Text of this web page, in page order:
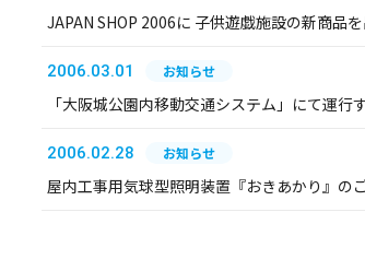
JAPAN SHOP 2006に 子供遊戯施設の新商品
2006.03.01 お知らせ
「大阪城公園内移動交通システム」にて運行
2006.02.28 お知らせ
屋内工事用気球型照明装置『おきあかり』の